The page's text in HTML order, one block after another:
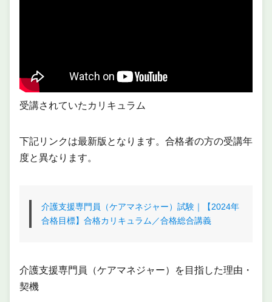
受講されていたカリキュラム
下記リンクは最新版となります。合格者の方の受講年
度と異なります。
介護支援専門員（ケアマネジャー）試験｜【2024年
合格目標】合格カリキュラム／合格総合講義
介護支援専門員（ケアマネジャー）を目指した理由・
契機